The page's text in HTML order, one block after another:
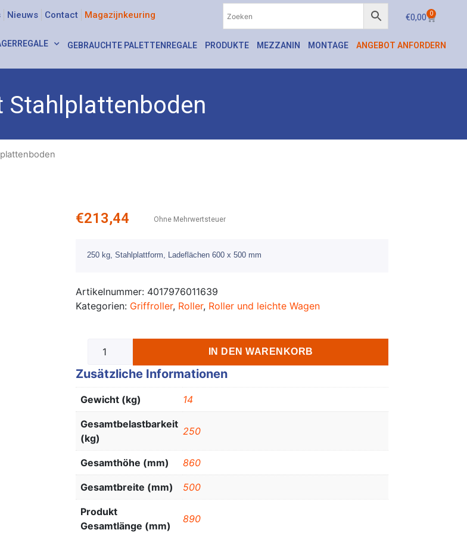
Nieuws Contact Magazijnkeuring €0,00 0
GEBRAUCHTE PALETTENREGALE PRODUKTE MEZZANIN MONTAGE ANGEBOT ANFORDERN
Stahlplattenboden
€213,44 Ohne Mehrwertsteuer
250 kg, Stahlplattform, Ladeflächen 600 x 500 mm
Artikelnummer: 4017976011639
Kategorien: Griffroller, Roller, Roller und leichte Wagen
IN DEN WARENKORB
Zusätzliche Informationen
Gewicht (kg) 14
Gesamtbelastbarkeit
(kg)
250
Gesamthöhe (mm) 860
Gesamtbreite (mm) 500
Produkt
Gesamtlänge (mm)
890